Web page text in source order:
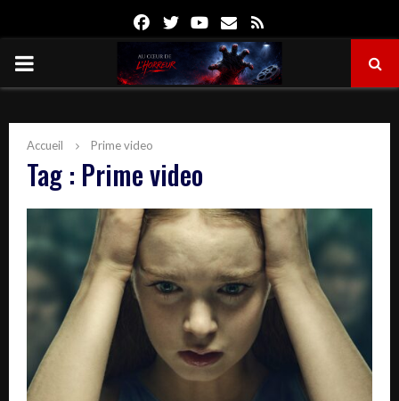
FacebookTwitterYoutube
Email
PRIMARY
Accueil Prime video
Tag : Prime video